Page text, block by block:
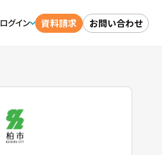
ログイン 資料請求 お問い合わせ